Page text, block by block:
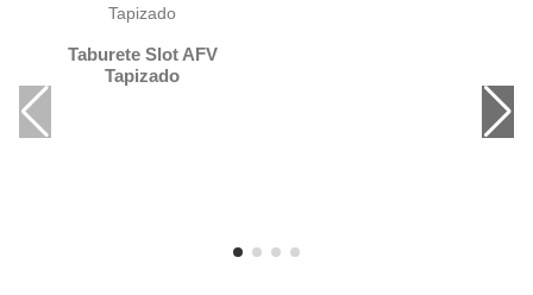
Taburete Slot AFV
Tapizado